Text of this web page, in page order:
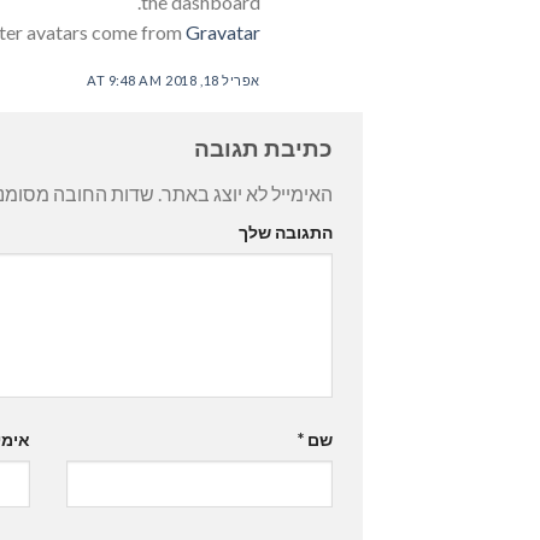
avatars come from Gravatar
אפריל 18, 2018 AT 9:48 AM
כתיבת תגובה
האימייל לא יוצג באתר. שדות החובה
התגובה שלך
שם *